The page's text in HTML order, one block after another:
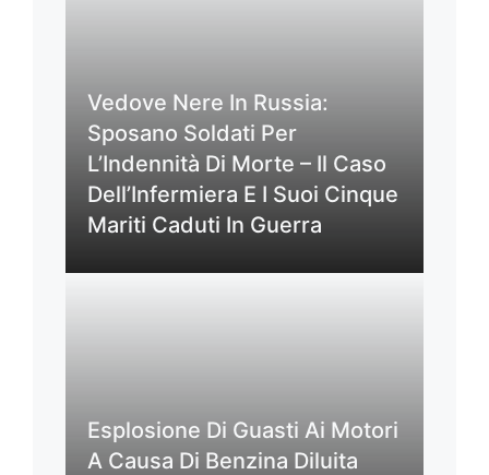
Vedove Nere In Russia:
Sposano Soldati Per
L’Indennità Di Morte – Il Caso
Dell’Infermiera E I Suoi Cinque
Mariti Caduti In Guerra
Esplosione Di Guasti Ai Motori
A Causa Di Benzina Diluita